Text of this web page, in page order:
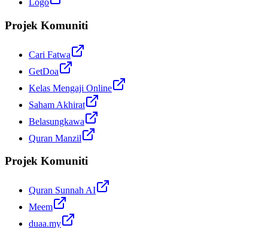
Logo
Projek Komuniti
Cari Fatwa
GetDoa
Kelas Mengaji Online
Saham Akhirat
Belasungkawa
Quran Manzil
Projek Komuniti
Quran Sunnah AI
Meem
duaa.my